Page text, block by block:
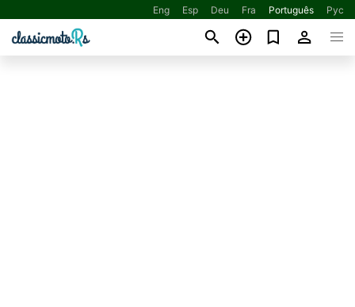
Eng Esp Deu Fra Português Рус